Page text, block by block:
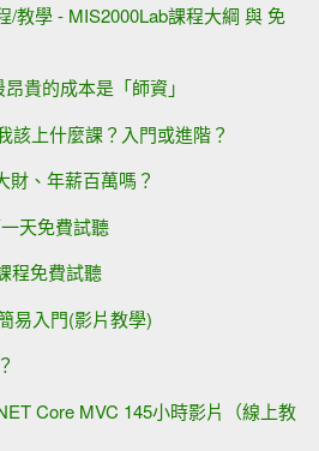
/教學 - MIS2000Lab課程大綱 與 免
貴的成本是「師資」
該上什麼課？入門或進階？
財、年薪百萬嗎？
天免費試聽
程免費試聽
易入門(影片教學)
Core MVC 145小時影片（線上教